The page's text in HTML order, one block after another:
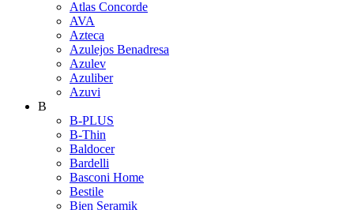
Atlas Concorde
AVA
Azteca
Azulejos Benadresa
Azulev
Azuliber
Azuvi
B
B-PLUS
B-Thin
Baldocer
Bardelli
Basconi Home
Bestile
Bien Seramik